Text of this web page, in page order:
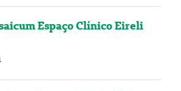
Espaço Clínico Eireli